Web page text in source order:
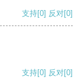
支持[0] 反对[0]
支持[0] 反对[0]